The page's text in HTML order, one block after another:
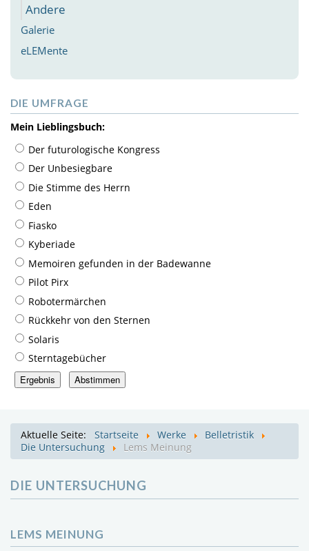
Andere
Galerie
eLEMente
DIE UMFRAGE
Mein Lieblingsbuch:
Der futurologische Kongress
Der Unbesiegbare
Die Stimme des Herrn
Eden
Fiasko
Kyberiade
Memoiren gefunden in der Badewanne
Pilot Pirx
Robotermärchen
Rückkehr von den Sternen
Solaris
Sterntagebücher
Aktuelle Seite: Startseite Werke
Belletristik
Die Untersuchung
Lems Meinung
DIE UNTERSUCHUNG
LEMS MEINUNG